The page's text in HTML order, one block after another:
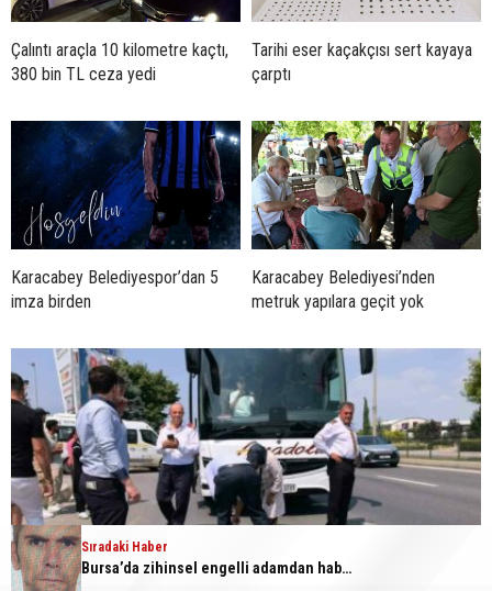
Sıradaki Haber
Bursa’da zihinsel engelli adamdan haber alınamıyor
Çalıntı araçla 10 kilometre kaçtı,
380 bin TL ceza yedi
Tarihi eser kaçakçısı sert kayaya
çarptı
Karacabey Belediyespor’dan 5
imza birden
Karacabey Belediyesi’nden
metruk yapılara geçit yok